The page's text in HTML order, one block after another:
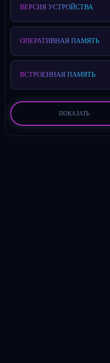
TrailBlazer
ВЕРСИЯ УСТРОЙСТВА
ОПЕРАТИВНАЯ ПАМЯТЬ
ВСТРОЕННАЯ ПАМЯТЬ
ПОКАЗАТЬ